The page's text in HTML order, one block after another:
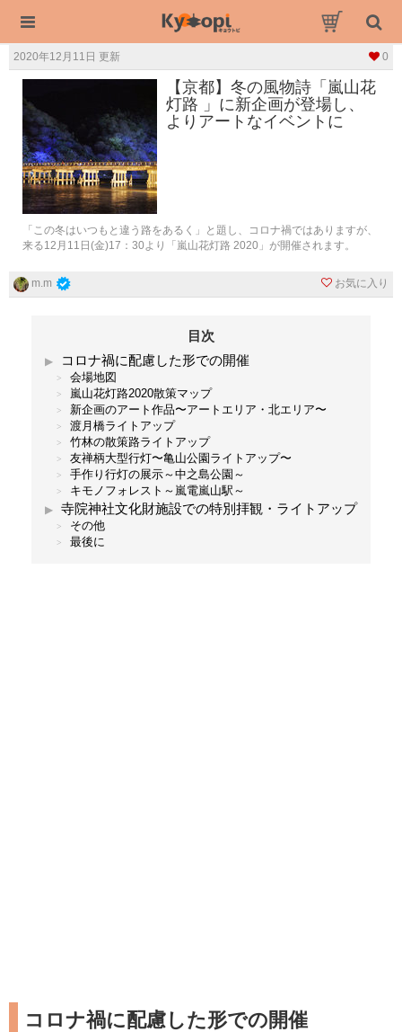
2020年12月11日 更新 0
【京都】冬の風物詩「嵐山花
灯路 」に新企画が登場し、
よりアートなイベントに
「この冬はいつもと違う路をあるく」と題し、コロナ禍ではありますが、
来る12月11日(金)17：30より「嵐山花灯路 2020」が開催されます。
m.m お気に入り
目次
コロナ禍に配慮した形での開催
会場地図
嵐山花灯路2020散策マップ
新企画のアート作品〜アートエリア・北エリア〜
渡月橋ライトアップ
竹林の散策路ライトアップ
友禅柄大型行灯〜亀山公園ライトアップ〜
手作り行灯の展示～中之島公園～
キモノフォレスト～嵐電嵐山駅～
寺院神社文化財施設での特別拝観・ライトアップ
その他
最後に
コロナ禍に配慮した形での開催